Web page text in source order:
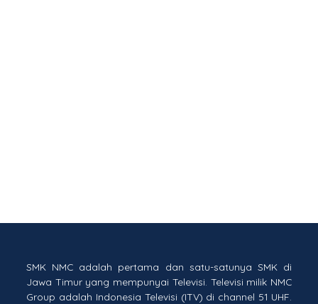
SMK NMC adalah pertama dan satu-satunya SMK di
Jawa Timur yang mempunyai Televisi. Televisi milik NMC
Group adalah Indonesia Televisi (ITV) di channel 51 UHF.